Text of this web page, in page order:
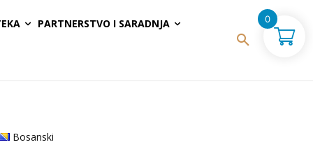
PARTNERSTVO I SARADNJA
Bosanski
0